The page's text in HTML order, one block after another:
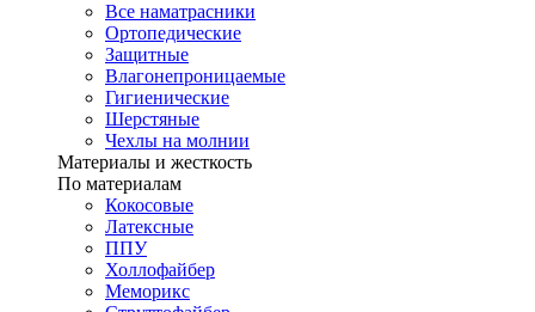
Все наматрасники
Ортопедические
Защитные
Влагонепроницаемые
Гигиенические
Шерстяные
Чехлы на молнии
Материалы и жесткость
По материалам
Кокосовые
Латексные
ППУ
Холлофайбер
Меморикс